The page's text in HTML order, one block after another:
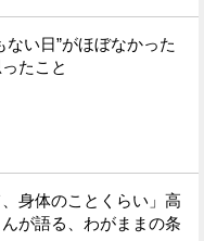
ない日”がほぼなかった
たこと
、身体のことくらい」高
が語る、わがままの条